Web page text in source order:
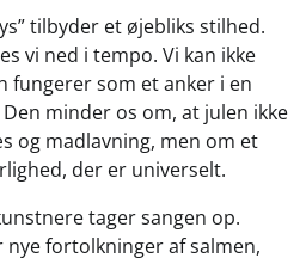
tilbyder et øjebliks stilhed.
vi ned i tempo. Vi kan ikke
fungerer som et anker i en
minder os om, at julen ikke
og madlavning, men om et
der er universelt.
tager sangen op.
fortolkninger af salmen,